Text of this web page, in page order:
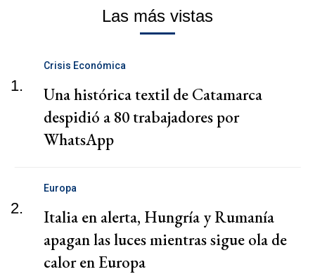
Las más vistas
1.
Crisis Económica
Una histórica textil de Catamarca
despidió a 80 trabajadores por
WhatsApp
2.
Europa
Italia en alerta, Hungría y Rumanía
apagan las luces mientras sigue ola de
calor en Europa